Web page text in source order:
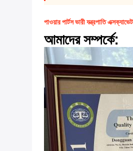
পাওয়ার পার্টস ভারী যন্ত্রপাতি
আমাদের সম্পর্কে: